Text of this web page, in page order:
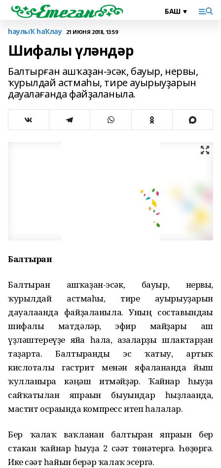
һаулыҠ һаҠлау 21 ИЮНЯ 2018, 13:59
Шифалы үләндәр
Балтырған ашҡаҙан-эсәк, бауыр, нервы,
ҡурылдай астмаһы, тире ауырыуҙарын
дауалағанда файҙаланыла.
Балтырған
Балтырған ашҡаҙан-эсәк, бауыр, нервы,
ҡурылдай астмаһы, тире ауырыуҙарын
дауалағанда файҙаланыла. Уның составындағы
шифалы матдәләр, эфир майҙары аш
үҙләштереүҙе яйға һала, ағзаларҙы шлактарҙан
таҙарта. Балтырғанды эс ҡатыу, артыҡ
кислоталы гастрит менән яфаланғанда йыш
ҡулланырға кәңәш итмәйҙәр. Ҡайнар һыуҙа
сайҡатылған япрағын быуындар һыҙлағанда,
мастит осрағында компресс итеп һалалар.
Бер ҡалаҡ ваҡланған балтырған япрағын бер
стакан ҡайнар һыуҙа 2 сәғәт төнәтергә. Һөҙөргә.
Ике сәғәт һайын берәр ҡалаҡ эсергә.